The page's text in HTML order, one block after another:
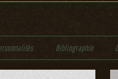
Bibliographie